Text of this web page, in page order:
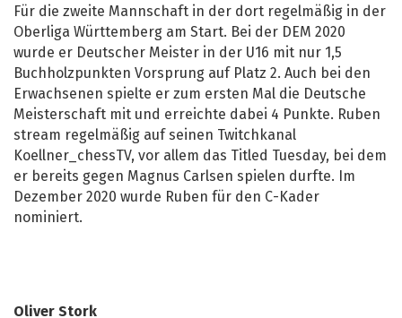
Für die zweite Mannschaft in der dort regelmäßig in der
Oberliga Württemberg am Start. Bei der DEM 2020
wurde er Deutscher Meister in der U16 mit nur 1,5
Buchholzpunkten Vorsprung auf Platz 2. Auch bei den
Erwachsenen spielte er zum ersten Mal die Deutsche
Meisterschaft mit und erreichte dabei 4 Punkte. Ruben
stream regelmäßig auf seinen Twitchkanal
Koellner_chessTV, vor allem das Titled Tuesday, bei dem
er bereits gegen Magnus Carlsen spielen durfte. Im
Dezember 2020 wurde Ruben für den C-Kader
nominiert.
Oliver Stork